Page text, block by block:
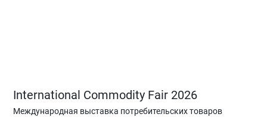
International Commodity Fair 2026
Международная выставка потребительских товаров